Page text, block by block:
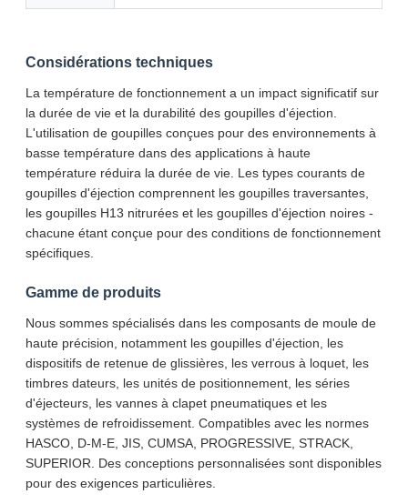
SOUMETTRE
Considérations techniques
La température de fonctionnement a un impact significatif sur
la durée de vie et la durabilité des goupilles d'éjection.
L'utilisation de goupilles conçues pour des environnements à
basse température dans des applications à haute
température réduira la durée de vie. Les types courants de
goupilles d'éjection comprennent les goupilles traversantes,
les goupilles H13 nitrurées et les goupilles d'éjection noires -
chacune étant conçue pour des conditions de fonctionnement
spécifiques.
Gamme de produits
Nous sommes spécialisés dans les composants de moule de
haute précision, notamment les goupilles d'éjection, les
dispositifs de retenue de glissières, les verrous à loquet, les
timbres dateurs, les unités de positionnement, les séries
d'éjecteurs, les vannes à clapet pneumatiques et les
systèmes de refroidissement. Compatibles avec les normes
HASCO, D-M-E, JIS, CUMSA, PROGRESSIVE, STRACK,
SUPERIOR. Des conceptions personnalisées sont disponibles
pour des exigences particulières.